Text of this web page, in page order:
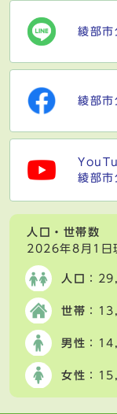
綾部
綾部
綾部市
人口・世帯数
2026年8月1日
人口 ：
世帯 ：
男性 ：
女性 ：